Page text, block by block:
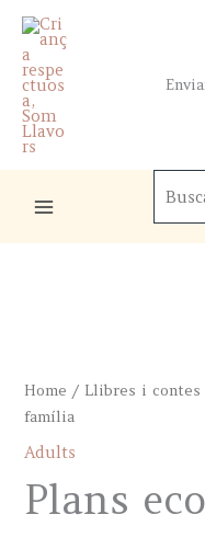
Skip
content
Home / Llibres i contes
família
Adults
Plans